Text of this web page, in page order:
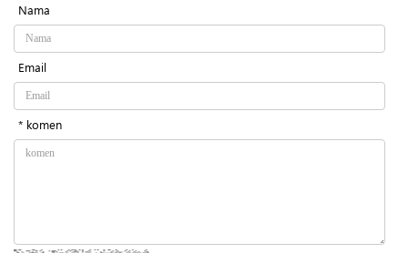
Nama
Email
* komen